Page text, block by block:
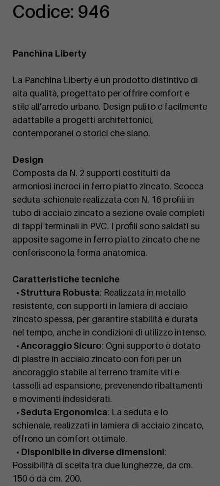
Codice: 946
Panchina Liberty
La Panchina Liberty è un prodotto distintivo di
alta qualità, progettato per offrire comfort e
stile all'arredo urbano. Design pulito e facilmente
adattabile a progetti architettonici,
contemporanei o storici che siano.
Design
Composta da N. 2 supporti costituiti da
armoniosi incroci in ferro piatto zincato. Scocca
seduta-schienale realizzata con N. 16 profili in
tubo di acciaio zincato a sezione ovale completi
di tappi terminali in PVC. I profili sono saldati su
apposite sagome in ferro piatto zincato che ne
conferiscono la forma anatomica.
Caratteristiche tecniche
• Struttura Robusta: Realizzata in metallo
resistente, con supporti in lamiera di acciaio
zincato spessa, per garantire stabilità e durata
nel tempo, anche in condizioni di utilizzo intenso.
• Ancoraggio Sicuro: Ogni supporto è dotato
di piastre in acciaio zincato con fori per un
ancoraggio stabile al terreno tramite viti e
tasselli ad espansione, prevenendo ribaltamenti
e movimenti indesiderati.
• Seduta Ergonomica: La seduta e lo
schienale, realizzati in lamiera di acciaio zincato,
offrono un comfort ottimale.
• Disponibile in diverse dimensioni:
Possibilità di scelta tra due lunghezze, da cm.
150 o da cm. 200.